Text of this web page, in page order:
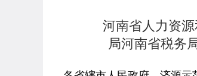
河南省人力资
局河南省税务